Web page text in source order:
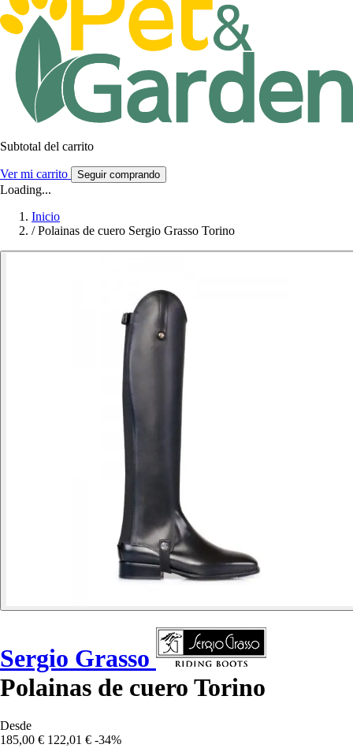
Subtotal del carrito
Ver mi carrito Seguir comprando
Loading...
Inicio
/ Polainas de cuero Sergio Grasso Torino
Sergio Grasso
Polainas de cuero Torino
Desde
185,00 € 122,01 € -34%